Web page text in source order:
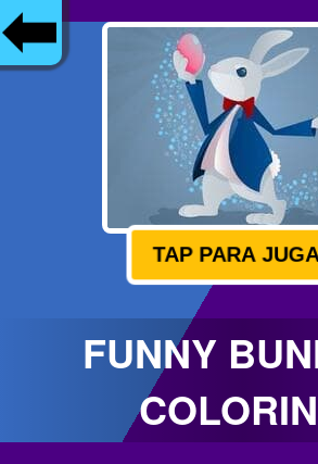
TAP PARA
FUNNY